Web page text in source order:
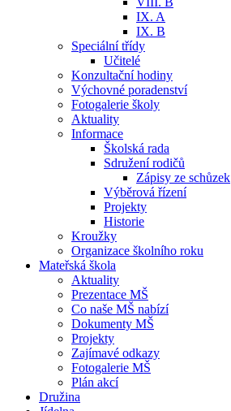
IX. A
IX. B
Speciální třídy
Učitelé
Konzultační hodiny
Výchovné poradenství
Fotogalerie školy
Aktuality
Informace
Školská rada
Sdružení rodičů
Zápisy ze schůzek
Výběrová řízení
Projekty
Historie
Kroužky
Organizace školního roku
Mateřská škola
Aktuality
Prezentace MŠ
Co naše MŠ nabízí
Dokumenty MŠ
Projekty
Zajímavé odkazy
Fotogalerie MŠ
Plán akcí
Družina